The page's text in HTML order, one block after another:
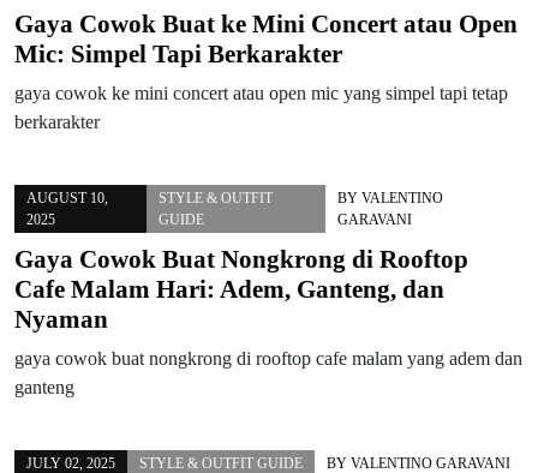
Gaya Cowok Buat ke Mini Concert atau Open
Mic: Simpel Tapi Berkarakter
gaya cowok ke mini concert atau open mic yang simpel tapi tetap
berkarakter
AUGUST 10,
2025
STYLE & OUTFIT
GUIDE
BY VALENTINO
GARAVANI
Gaya Cowok Buat Nongkrong di Rooftop
Cafe Malam Hari: Adem, Ganteng, dan
Nyaman
gaya cowok buat nongkrong di rooftop cafe malam yang adem dan
ganteng
JULY 02, 2025 STYLE & OUTFIT GUIDE BY VALENTINO GARAVANI